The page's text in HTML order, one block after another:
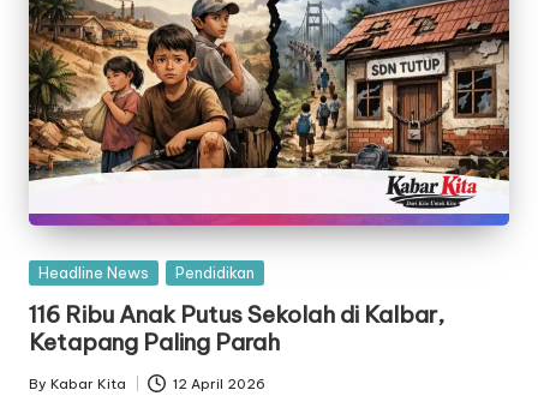
Posted
Headline News Pendidikan
116 Ribu Anak Putus Sekolah di Kalbar,
Ketapang Paling Parah
Posted
By Kabar Kita 12 April 2026